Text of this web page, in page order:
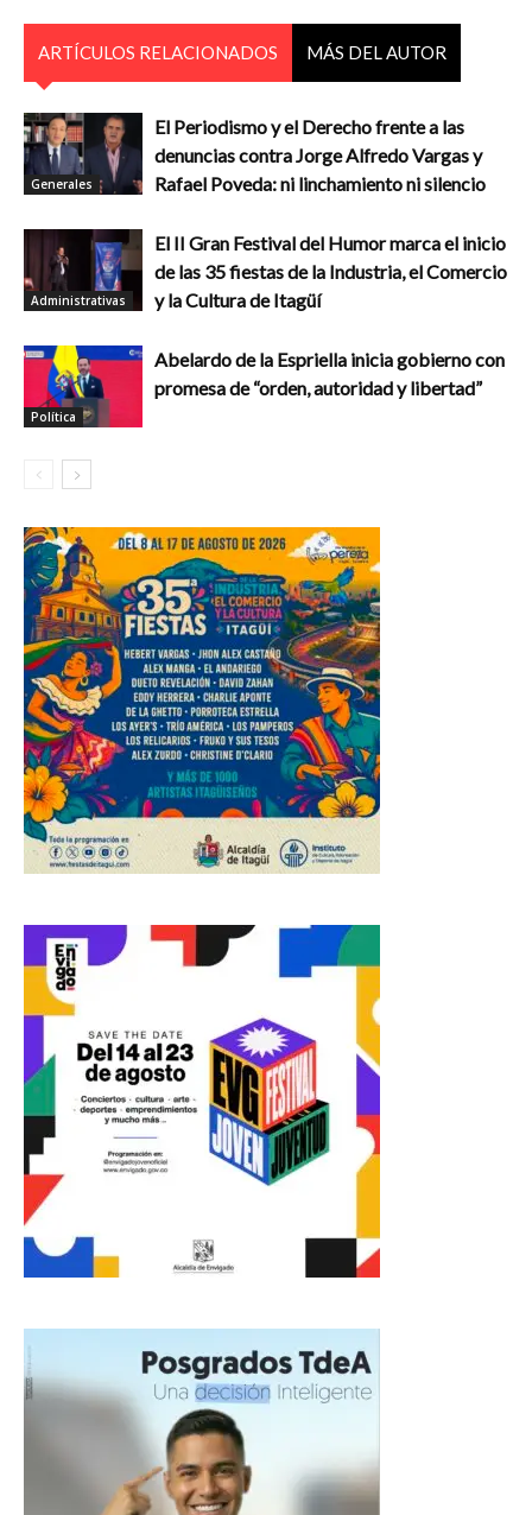
ARTÍCULOS RELACIONADOS MÁS DEL AUTOR
Generales
El Periodismo y el Derecho frente a las
denuncias contra Jorge Alfredo Vargas y
Rafael Poveda: ni linchamiento ni silencio
Administrativas
El II Gran Festival del Humor marca el inicio
de las 35 fiestas de la Industria, el Comercio
y la Cultura de Itagüí
Política
Abelardo de la Espriella inicia gobierno con
promesa de “orden, autoridad y libertad”